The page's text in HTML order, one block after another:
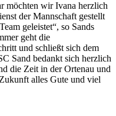
möchten wir Ivana herzlich
der Mannschaft gestellt
geleistet“, so Sands
geht die
und schließt sich dem
Sand bedankt sich herzlich
die Zeit in der Ortenau und
alles Gute und viel